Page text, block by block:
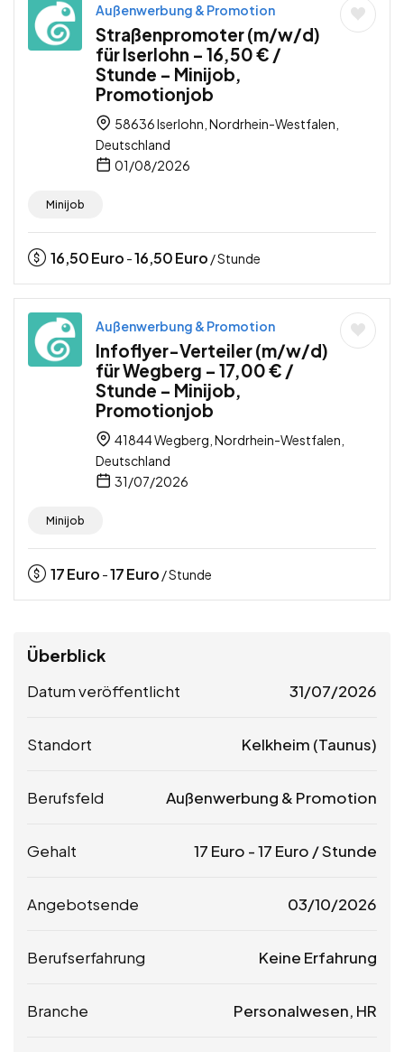
Außenwerbung & Promotion
Straßenpromoter (m/w/d)
für Iserlohn – 16,50 € /
Stunde – Minijob,
Promotionjob
58636 Iserlohn, Nordrhein-Westfalen,
Deutschland
01/08/2026
Minijob
16,50Euro -16,50Euro / Stunde
Außenwerbung & Promotion
Infoflyer-Verteiler (m/w/d)
für Wegberg – 17,00 € /
Stunde – Minijob,
Promotionjob
41844 Wegberg, Nordrhein-Westfalen,
Deutschland
31/07/2026
Minijob
17Euro -17Euro / Stunde
Überblick
Datum veröffentlicht 31/07/2026
Standort Kelkheim (Taunus)
Berufsfeld Außenwerbung & Promotion
Gehalt 17 Euro -17 Euro / Stunde
Angebotsende 03/10/2026
Berufserfahrung Keine Erfahrung
Branche Personalwesen, HR